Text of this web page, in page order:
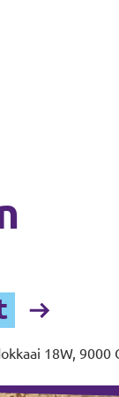
18W, 9000